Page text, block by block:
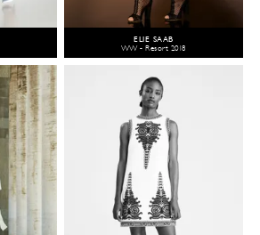
ELIE SAAB
WW - Resort 2018